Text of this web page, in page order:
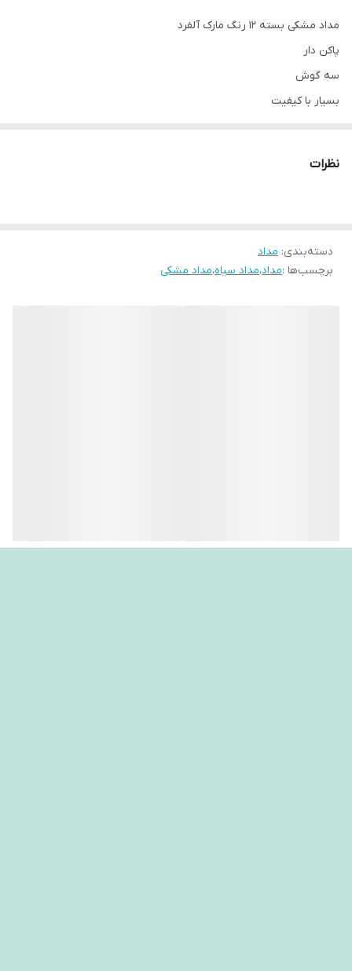
مداد مشکی بسته ۱۲ رنگ مارک آلفرد
پاکن دار
سه گوش
بسیار با کیفیت
نظرات
دسته‌بندی: مداد
برچسب‌ها :مداد،مداد سیاه،مداد مشکی